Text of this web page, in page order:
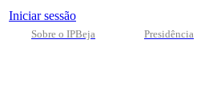
Iniciar sessão
Sobre o IPBeja Presidência